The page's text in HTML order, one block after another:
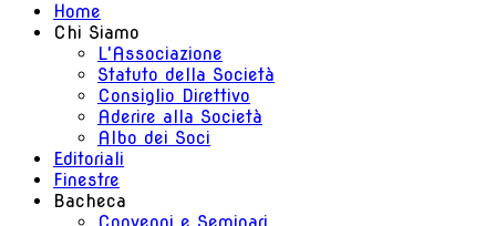
Home
Chi Siamo
L'Associazione
Statuto della Società
Consiglio Direttivo
Aderire alla Società
Albo dei Soci
Editoriali
Finestre
Bacheca